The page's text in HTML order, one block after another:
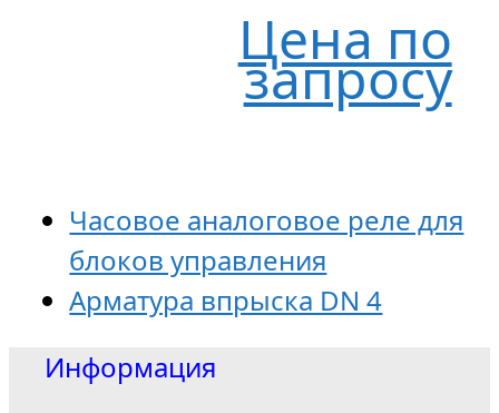
Цена по
запросу
Часовое аналоговое реле для
блоков управления
Арматура впрыска DN 4
Информация